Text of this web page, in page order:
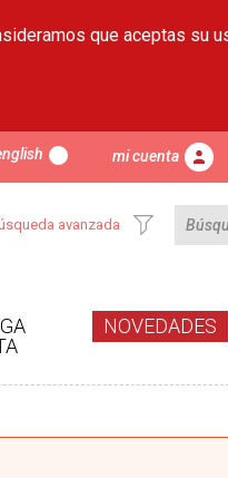
que aceptas su
mi cuenta
avanzada
NOVEDADES